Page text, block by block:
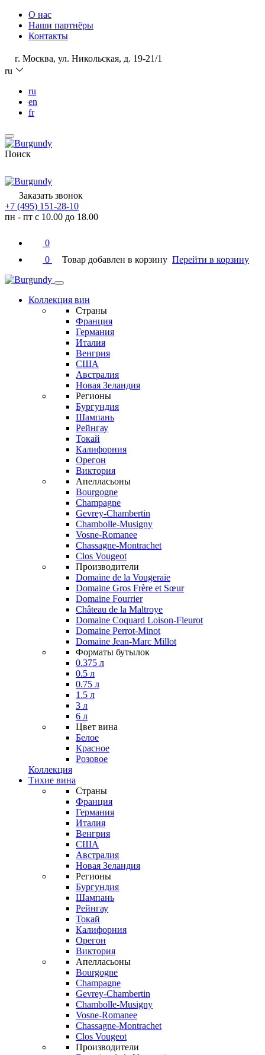
О нас
Наши партнёры
Контакты
г. Москва, ул. Никольская, д. 19-21/1
ru
ru
en
fr
Поиск
Заказать звонок
+7 (495) 151-28-10
пн - пт с 10.00 до 18.00
0
0
Товар добавлен в корзину Перейти в корзину
Коллекция вин
Страны
Франция
Германия
Италия
Венгрия
США
Австралия
Новая Зеландия
Регионы
Бургундия
Шампань
Рейнгау
Токай
Калифорния
Орегон
Виктория
Апелласьоны
Bourgogne
Champagne
Gevrey-Chambertin
Chambolle-Musigny
Vosne-Romanee
Chassagne-Montrachet
Clos Vougeot
Производители
Domaine de la Vougeraie
Domaine Gros Frère et Sœur
Domaine Fourrier
Château de la Maltroye
Domaine Coquard Loison-Fleurot
Domaine Perrot-Minot
Domaine Jean-Marc Millot
Форматы бутылок
0.375 л
0.5 л
0.75 л
1.5 л
3 л
6 л
Цвет вина
Белое
Красное
Розовое
Коллекция
Тихие вина
Страны
Франция
Германия
Италия
Венгрия
США
Австралия
Новая Зеландия
Регионы
Бургундия
Шампань
Рейнгау
Токай
Калифорния
Орегон
Виктория
Апелласьоны
Bourgogne
Champagne
Gevrey-Chambertin
Chambolle-Musigny
Vosne-Romanee
Chassagne-Montrachet
Clos Vougeot
Производители